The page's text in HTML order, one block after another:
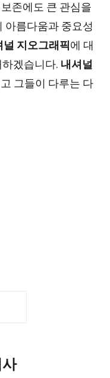
존에도 큰 관심을
아름다움과 중요성
널 지오그래픽에 대
겠습니다. 내셔널
그들이 다루는 다